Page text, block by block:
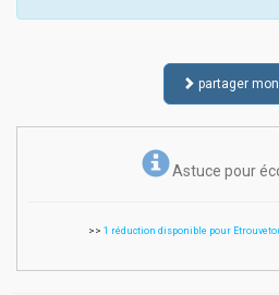
partager
Astuce pour
>> 1 réduction disponible pour